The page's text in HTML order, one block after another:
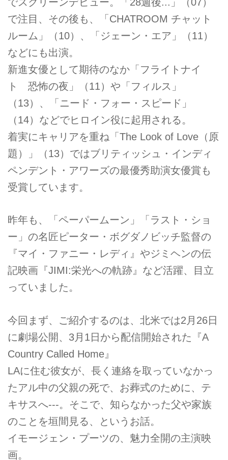
で注目、その後も、「CHATROOM チャット
ルーム」（10）、「ジェーン・エア」（11）
などにも出演。
新進女優として期待のなか「フライトナイ
ト 恐怖の夜」（11）や「フィルス」
（13）、「ニード・フォー・スピード」
（14）などでヒロイン役に起用される。
着実にキャリアを重ね「The Look of Love（原
題）」（13）ではブリティッシュ・インディ
ペンデント・アワーズの最優秀助演女優賞も
受賞しています。
昨年も、「ペーパームーン」「ラスト・ショ
ー」の名匠ピーター・ボグダノビッチ監督の
『マイ・ファニー・レディ』やジミヘンの伝
記映画『JIMI:栄光への軌跡』など活躍、目立
っていました。
今回まず、ご紹介するのは、北米では2月26日
に劇場公開、3月1日から配信開始された『A
Country Called Home』
LAに住む彼女が、長く連絡を取っていなかっ
たアル中の父親の死で、お葬式のために、テ
キサスへ---。そこで、知らなかった父や家族
のことを垣間見る、というお話。
イモージェン・プーツの、魅力全開の主演映
画。